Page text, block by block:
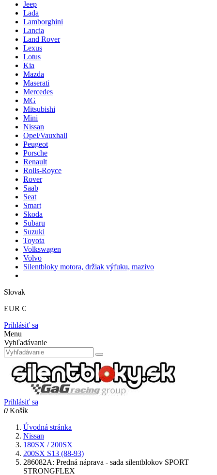
Jeep
Lada
Lamborghini
Lancia
Land Rover
Lexus
Lotus
Kia
Mazda
Maserati
Mercedes
MG
Mitsubishi
Mini
Nissan
Opel/Vauxhall
Peugeot
Porsche
Renault
Rolls-Royce
Rover
Saab
Seat
Smart
Skoda
Subaru
Suzuki
Toyota
Volkswagen
Volvo
Silentbloky motora, držiak výfuku, mazivo
Slovak
EUR €
Prihlásiť sa
Menu
Vyhľadávanie
Prihlásiť sa
0 Košík
Úvodná stránka
Nissan
180SX / 200SX
200SX S13 (88-93)
286082A: Predná náprava - sada silentblokov SPORT
STRONGFLEX